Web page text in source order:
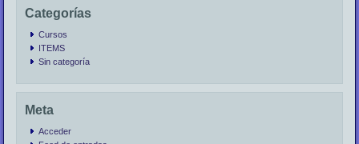
Categorías
Cursos
ITEMS
Sin categoría
Meta
Acceder